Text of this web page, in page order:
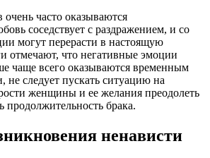
часто оказываются
соседствует с раздражением, и со
могут перерасти в настоящую
отмечают, что негативные эмоции
чаще всего оказываются временным
не следует пускать ситуацию на
женщины и ее желания преодолеть
продолжительность брака.
ненависти